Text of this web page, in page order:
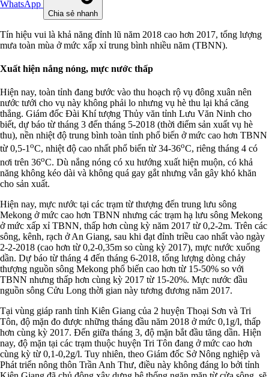
WhatsApp
Chia sẻ nhanh
Tín hiệu vui là khả năng đỉnh lũ năm 2018 cao hơn 2017, tổng lượng
mưa toàn mùa ở mức xấp xỉ trung bình nhiều năm (TBNN).
Xuất hiện nắng nóng, mực nước thấp
Hiện nay, toàn tỉnh đang bước vào thu hoạch rộ vụ đông xuân nên
nước tưới cho vụ này không phải lo nhưng vụ hè thu lại khá căng
thẳng. Giám đốc Đài Khí tượng Thủy văn tỉnh Lưu Văn Ninh cho
biết, dự báo từ tháng 3 đến tháng 5-2018 (thời điểm sản xuất vụ hè
thu), nền nhiệt độ trung bình toàn tỉnh phổ biến ở mức cao hơn TBNN
từ 0,5-1oC, nhiệt độ cao nhất phổ biến từ 34-36oC, riêng tháng 4 có
nơi trên 36oC. Dù nắng nóng có xu hướng xuất hiện muộn, có khả
năng không kéo dài và không quá gay gắt nhưng vẫn gây khó khăn
cho sản xuất.
Hiện nay, mực nước tại các trạm từ thượng đến trung lưu sông
Mekong ở mức cao hơn TBNN nhưng các trạm hạ lưu sông Mekong
ở mức xấp xỉ TBNN, thấp hơn cùng kỳ năm 2017 từ 0,2-2m. Trên các
sông, kênh, rạch ở An Giang, sau khi đạt đỉnh triều cao nhất vào ngày
2-2-2018 (cao hơn từ 0,2-0,35m so cùng kỳ 2017), mực nước xuống
dần. Dự báo từ tháng 4 đến tháng 6-2018, tổng lượng dòng chảy
thượng nguồn sông Mekong phổ biến cao hơn từ 15-50% so với
TBNN nhưng thấp hơn cùng kỳ 2017 từ 15-20%. Mực nước đầu
nguồn sông Cửu Long thời gian này tương đương năm 2017.
Tại vùng giáp ranh tỉnh Kiên Giang của 2 huyện Thoại Sơn và Tri
Tôn, độ mặn đo được những tháng đầu năm 2018 ở mức 0,1g/l, thấp
hơn cùng kỳ 2017. Đến giữa tháng 3, độ mặn bắt đầu tăng dần. Hiện
nay, độ mặn tại các trạm thuộc huyện Tri Tôn đang ở mức cao hơn
cùng kỳ từ 0,1-0,2g/l. Tuy nhiên, theo Giám đốc Sở Nông nghiệp và
Phát triển nông thôn Trần Anh Thư, điều này không đáng lo bởi tỉnh